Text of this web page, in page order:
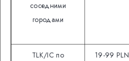
соседними
городами
TLK/IC по
19-99 PLN